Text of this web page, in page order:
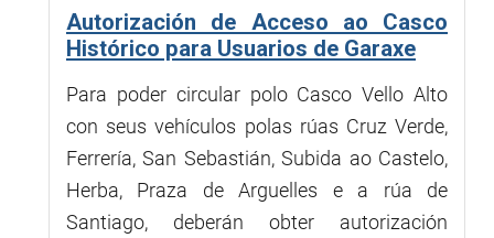
Autorización de Acceso ao Casco
Histórico para Usuarios de Garaxe
Para poder circular polo Casco Vello Alto
con seus vehículos polas rúas Cruz Verde,
Ferrería, San Sebastián, Subida ao Castelo,
Herba, Praza de Arguelles e a rúa de
Santiago, deberán obter autorización